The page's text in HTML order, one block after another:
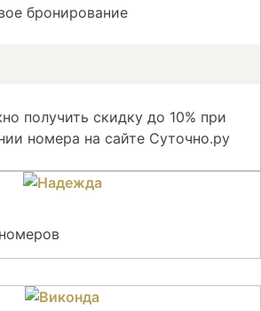
бронирование
получить скидку до 10% при
номера на сайте Суточно.ру